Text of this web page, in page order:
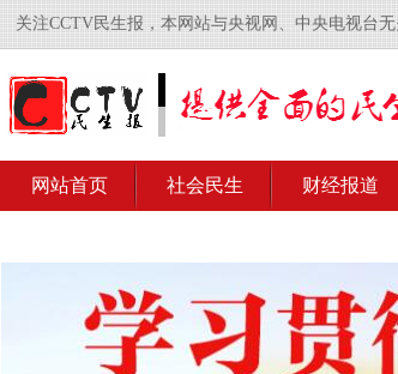
关注CCTV民生报，本网站与央视网、中央电视台无
网站首页 社会民生 财经报道